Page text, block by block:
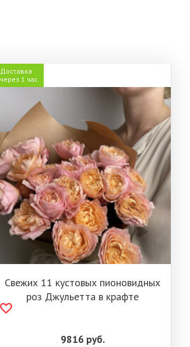
Доставка
через 1 час
Свежих 11 кустовых пионовидных
роз Джульетта в крафте
9816 руб.